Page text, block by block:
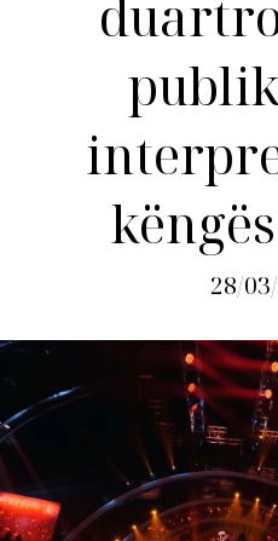
28/